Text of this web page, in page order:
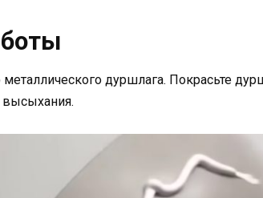
металлического дуршлага. Покрасьте
высыхания.